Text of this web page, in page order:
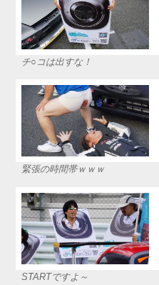
チ○コは出すな！
緊張の時間帯ｗｗｗ
STARTですよ～